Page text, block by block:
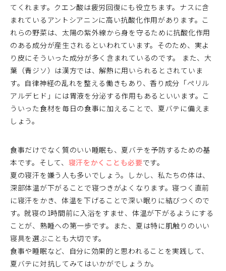
てくれます。クエン酸は疲労回復にも役立ちます。ナスに含
まれているアントシアニンに高い抗酸化作用があります。こ
れらの野菜は、太陽の紫外線から身を守るために抗酸化作用
のある成分が産生されるといわれています。そのため、実よ
り皮にそういった成分が多く含まれているのです。 また、大
葉（青ジソ）は漢方では、解熱に用いられるとされていま
す。自律神経の乱れを整える働きもあり、香り成分「ぺリル
アルデヒド」には胃液を分泌する作用もあるといいます。こ
ういった食材を毎日の食事に加えることで、夏バテに備えま
しょう。
食事だけでなく質のいい睡眠も、夏バテを予防するための基
本です。そして、 寝汗をかくことも必要です。
夏の寝汗を嫌う人も多いでしょう。しかし、私たちの体は、
深部体温が下がることで寝つきがよくなります。寝つく直前
に寝汗をかき、体温を下げることで深い眠りに結びつくので
す。就寝の1時間前に入浴をすませ、体温が下がるようにする
ことが、熟睡への第一歩です。また、夏は特に肌触りのいい
寝具を選ぶことも大切です。
食事や睡眠など、自分に効果的と思われることを実践して、
夏バテに対抗してみてはいかがでしょうか。